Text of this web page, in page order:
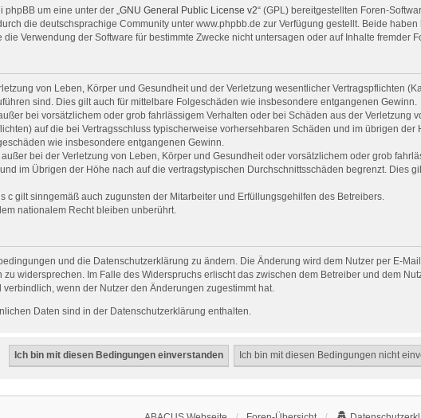
phpBB um eine unter der „GNU General Public License v2“ (GPL) bereitgestellten Foren-
die deutschsprachige Community unter www.phpbb.de zur Verfügung gestellt. Beide
Verwendung der Software für bestimmte Zwecke nicht untersagen oder auf Inhalte fremder
von Leben, Körper und Gesundheit und der Verletzung wesentlicher Vertragspflichten
sind. Dies gilt auch für mittelbare Folgeschäden wie insbesondere entgangenen Gewinn.
bei vorsätzlichem oder grob fahrlässigem Verhalten oder bei Schäden aus der Verletzung
auf die bei Vertragsschluss typischerweise vorhersehbaren Schäden und im übrigen
wie insbesondere entgangenen Gewinn.
bei der Verletzung von Leben, Körper und Gesundheit oder vorsätzlichem oder grob
im Übrigen der Höhe nach auf die vertragstypischen Durchschnittsschäden begrenzt. Dies
c gilt sinngemäß auch zugunsten der Mitarbeiter und Erfüllungsgehilfen des Betreibers.
nationalem Recht bleiben unberührt.
und die Datenschutzerklärung zu ändern. Die Änderung wird dem Nutzer per E-
widersprechen. Im Falle des Widerspruchs erlischt das zwischen dem Betreiber und dem
wenn der Nutzer den Änderungen zugestimmt hat.
Daten sind in der Datenschutzerklärung enthalten.